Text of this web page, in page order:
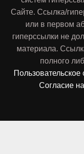
Сайте. Ссылка/
или в первом
гиперссылки не
материала.
полного
Согласие